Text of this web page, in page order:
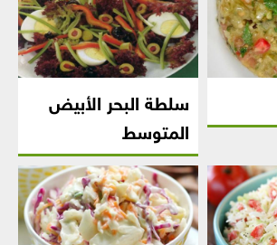
سلطة البحر الأبيض
المتوسط